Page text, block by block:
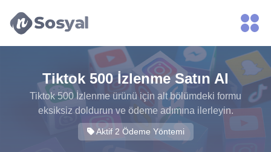
zenededeneme
vonbonusu
Tiktok 500 İzlenme Satın Al
Tiktok 500 İzlenme ürünü için alt bölümdeki formu
eksiksiz doldurun ve ödeme adımına ilerleyin.
Aktif 2 Ödeme Yöntemi